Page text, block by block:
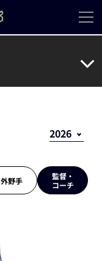
外野手
監督・
コーチ